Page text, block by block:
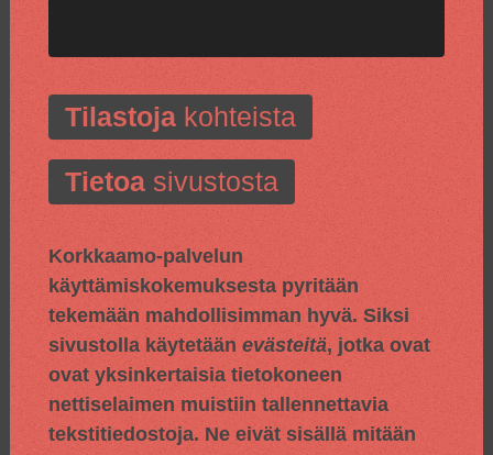
Tilastojakohteista
Tietoasivustosta
Korkkaamo-palvelun
käyttämiskokemuksesta pyritään
tekemään mahdollisimman hyvä. Siksi
sivustolla käytetään evästeitä, jotka ovat
ovat yksinkertaisia tietokoneen
nettiselaimen muistiin tallennettavia
tekstitiedostoja. Ne eivät sisällä mitään